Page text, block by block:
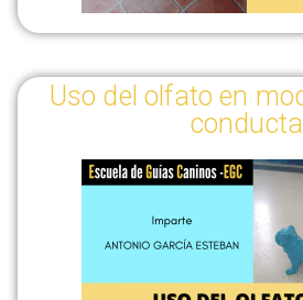
Uso del olfato en
conducta